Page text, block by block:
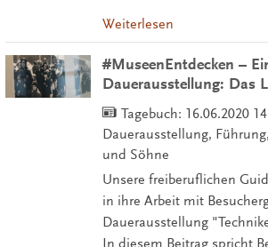
Weiterlesen
#MuseenEntdecken –
Dauerausstellung: Das
Tagebuch: 16.06.2020
Dauerausstellung,
und Söhne
Unsere freiberuflichen
in ihre Arbeit mit
Dauerausstellung
In diesem Beitrag spricht